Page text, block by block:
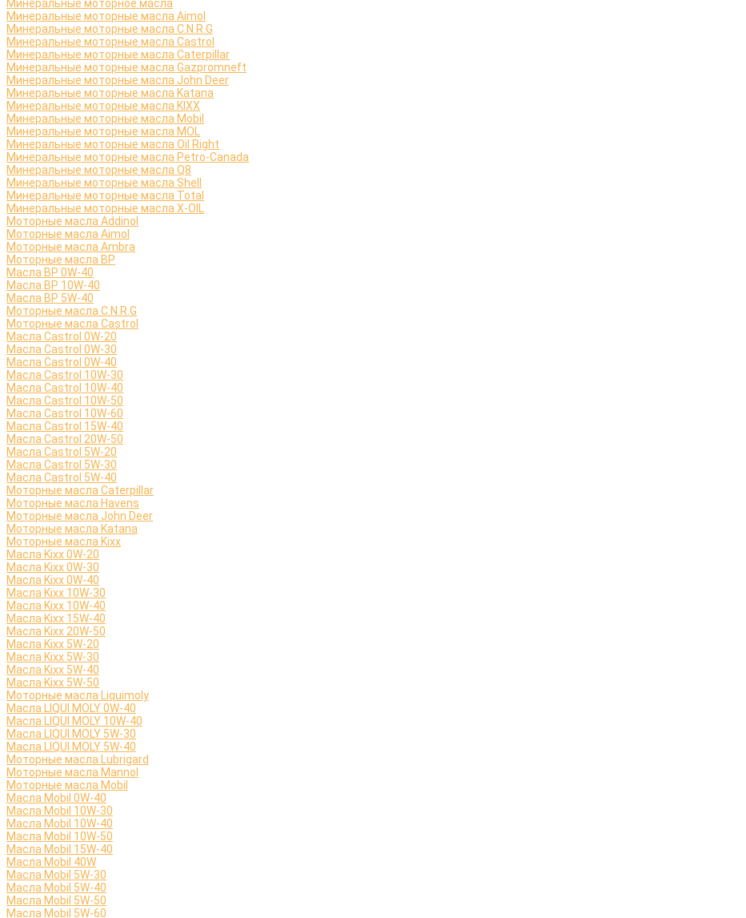
Минеральные моторное масла
Минеральные моторные масла Aimol
Минеральные моторные масла C.N.R.G
Минеральные моторные масла Castrol
Минеральные моторные масла Caterpillar
Минеральные моторные масла Gazpromneft
Минеральные моторные масла John Deer
Минеральные моторные масла Katana
Минеральные моторные масла KIXX
Минеральные моторные масла Mobil
Минеральные моторные масла MOL
Минеральные моторные масла Oil Right
Минеральные моторные масла Petro-Canada
Минеральные моторные масла Q8
Минеральные моторные масла Shell
Минеральные моторные масла Total
Минеральные моторные масла X-OIL
Моторные масла Addinol
Моторные масла Aimol
Моторные масла Ambra
Моторные масла BP
Масла BP 0W-40
Масла BP 10W-40
Масла BP 5W-40
Моторные масла C.N.R.G
Моторные масла Castrol
Масла Castrol 0W-20
Масла Castrol 0W-30
Масла Castrol 0W-40
Масла Castrol 10W-30
Масла Castrol 10W-40
Масла Castrol 10W-50
Масла Castrol 10W-60
Масла Castrol 15W-40
Масла Castrol 20W-50
Масла Castrol 5W-20
Масла Castrol 5W-30
Масла Castrol 5W-40
Моторные масла Caterpillar
Моторные масла Havens
Моторные масла John Deer
Моторные масла Katana
Моторные масла Kixx
Масла Kixx 0W-20
Масла Kixx 0W-30
Масла Kixx 0W-40
Масла Kixx 10W-30
Масла Kixx 10W-40
Масла Kixx 15W-40
Масла Kixx 20W-50
Масла Kixx 5W-20
Масла Kixx 5W-30
Масла Kixx 5W-40
Масла Kixx 5W-50
Моторные масла Liquimoly
Масла LIQUI MOLY 0W-40
Масла LIQUI MOLY 10W-40
Масла LIQUI MOLY 5W-30
Масла LIQUI MOLY 5W-40
Моторные масла Lubrigard
Моторные масла Mannol
Моторные масла Mobil
Масла Mobil 0W-40
Масла Mobil 10W-30
Масла Mobil 10W-40
Масла Mobil 10W-50
Масла Mobil 15W-40
Масла Mobil 40W
Масла Mobil 5W-30
Масла Mobil 5W-40
Масла Mobil 5W-50
Масла Mobil 5W-60